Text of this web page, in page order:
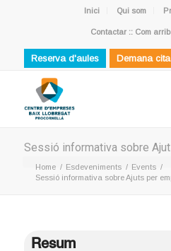
Inici Qui som
Contactar :: Com
Reserva d'aules Demana
Sessió informativa sobre
Home / Esdeveniments / Events /
Sessió informativa sobre Ajuts per
Resum